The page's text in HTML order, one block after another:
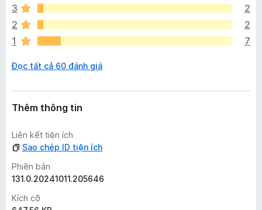
c
ó
x
ế
h
n
g
à
o
3
2
2
2
1
7
Đọc tất cả 60 đánh giá
Thêm thông tin
Liên kết tiện ích
Sao chép ID tiện ích
Phiên bản
131.0.20241011.205646
Kích cỡ